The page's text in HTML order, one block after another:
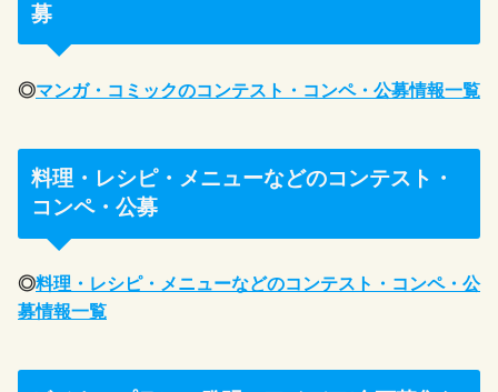
募
◎マンガ・コミックのコンテスト・コンペ・公募情報一覧
料理・レシピ・メニューなどのコンテスト・
コンペ・公募
◎料理・レシピ・メニューなどのコンテスト・コンペ・公
募情報一覧